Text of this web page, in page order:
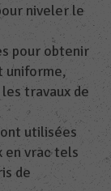
niveler le
pour obtenir
uniforme,
travaux de
utilisées
en vrac tels
de